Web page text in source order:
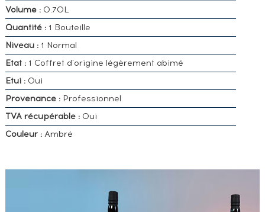
Volume : 0.70L
Quantité :1 Bouteille
Niveau :1 Normal
Etat :1 Coffret d'origine légèrement abimé
Etui :Oui
Provenance :Professionnel
TVA récupérable :Oui
Couleur :Ambré
POSSÉDEZ